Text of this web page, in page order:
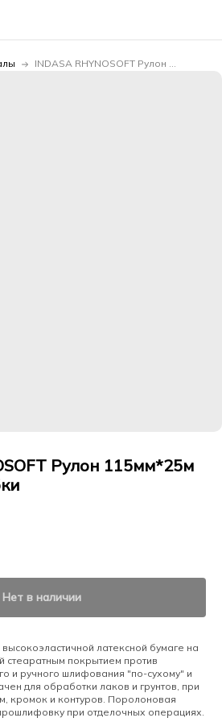
INDASA RHYNOSOFT Рулон 115мм*25м Р320 без коробки
Рулон 115мм*25м
Нет в наличии
латексной бумаге на
покрытием против
и ручного шлифования "по-сухому" и
для обработки лаков и грунтов, при
кромок и контуров. Поролоновая
при отделочных операциях.